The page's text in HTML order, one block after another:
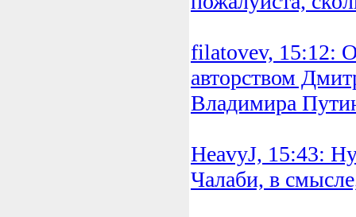
filatovev, 15:12:
авторством
Владимира
HeavyJ, 15:43:
Чалаби, в